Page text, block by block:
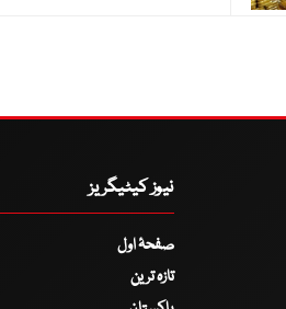
نیوز کیٹیگریز
صفحۂ اول
تازہ ترین